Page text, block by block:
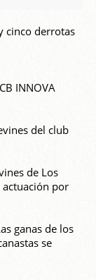
cinco derrotas
INNOVA
del club
de Los
actuación por
ganas de los
se